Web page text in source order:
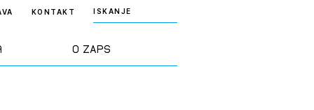
O ZAPS
KONTAKT ISKANJE